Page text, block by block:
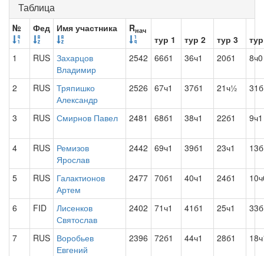
Таблица
№ Фед Имя участника Rнач
тур 1 тур 2 тур 3
1
RUS Захарцов
Владимир
2542 66б1 36ч1 20б1 8ч0
2 RUS Тряпишко
Александр
2526 67ч1 37б1 21ч½
3 RUS Смирнов Павел 2481 68б1 38ч1 22б1 9ч1
4 RUS Ремизов
Ярослав
2442 69ч1 39б1 23ч1
5 RUS Галактионов
Артем
2477 70б1 40ч1 24б1
6 FID
Лисенков
Святослав
2402 71ч1 41б1 25ч1
7 RUS Воробьев
Евгений
2396 72б1 44ч1 28б1